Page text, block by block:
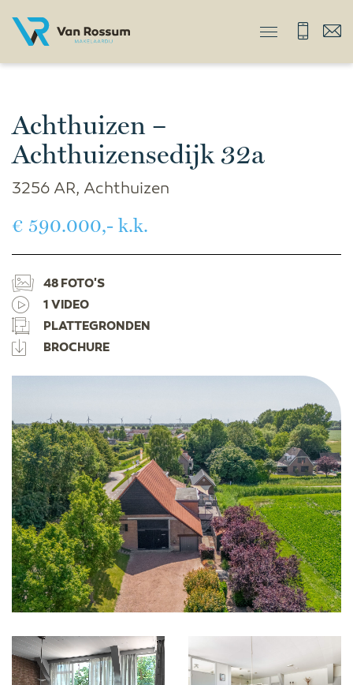
Achthuizen –
Achthuizensedijk 32a
3256 AR, Achthuizen
€ 590.000,- k.k.
48 FOTO'S
1 VIDEO
PLATTEGRONDEN
BROCHURE